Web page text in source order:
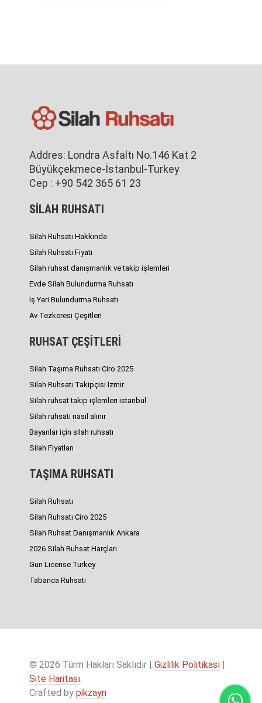
Addres: Londra Asfaltı No.146 Kat 2
Büyükçekmece-İstanbul-Turkey
Cep : +90 542 365 61 23
SİLAH RUHSATI
Silah Ruhsatı Hakkında
Silah Ruhsatı Fiyatı
Silah ruhsat danışmanlık ve takip işlemleri
Evde Silah Bulundurma Ruhsatı
İş Yeri Bulundurma Ruhsatı
Av Tezkeresi Çeşitleri
RUHSAT ÇEŞİTLERİ
Silah Taşıma Ruhsatı Ciro 2025
Silah Ruhsatı Takipçisi İzmir
Silah ruhsat takip işlemleri istanbul
Silah ruhsatı nasıl alınır
Bayanlar için silah ruhsatı
Silah Fiyatları
TAŞIMA RUHSATI
Silah Ruhsatı
Silah Ruhsatı Ciro 2025
Silah Ruhsat Danışmanlık Ankara
2026 Silah Ruhsat Harçları
Gun License Turkey
Tabanca Ruhsatı
© 2026 Türm Hakları Saklıdır | Gizlilik Politikası
Site Haritası.
Crafted by pikzayn